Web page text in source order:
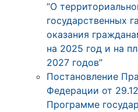
“О
государственных
оказания
на 2025 год и на
2027 годов”
Постановление
Федерации от
Программе